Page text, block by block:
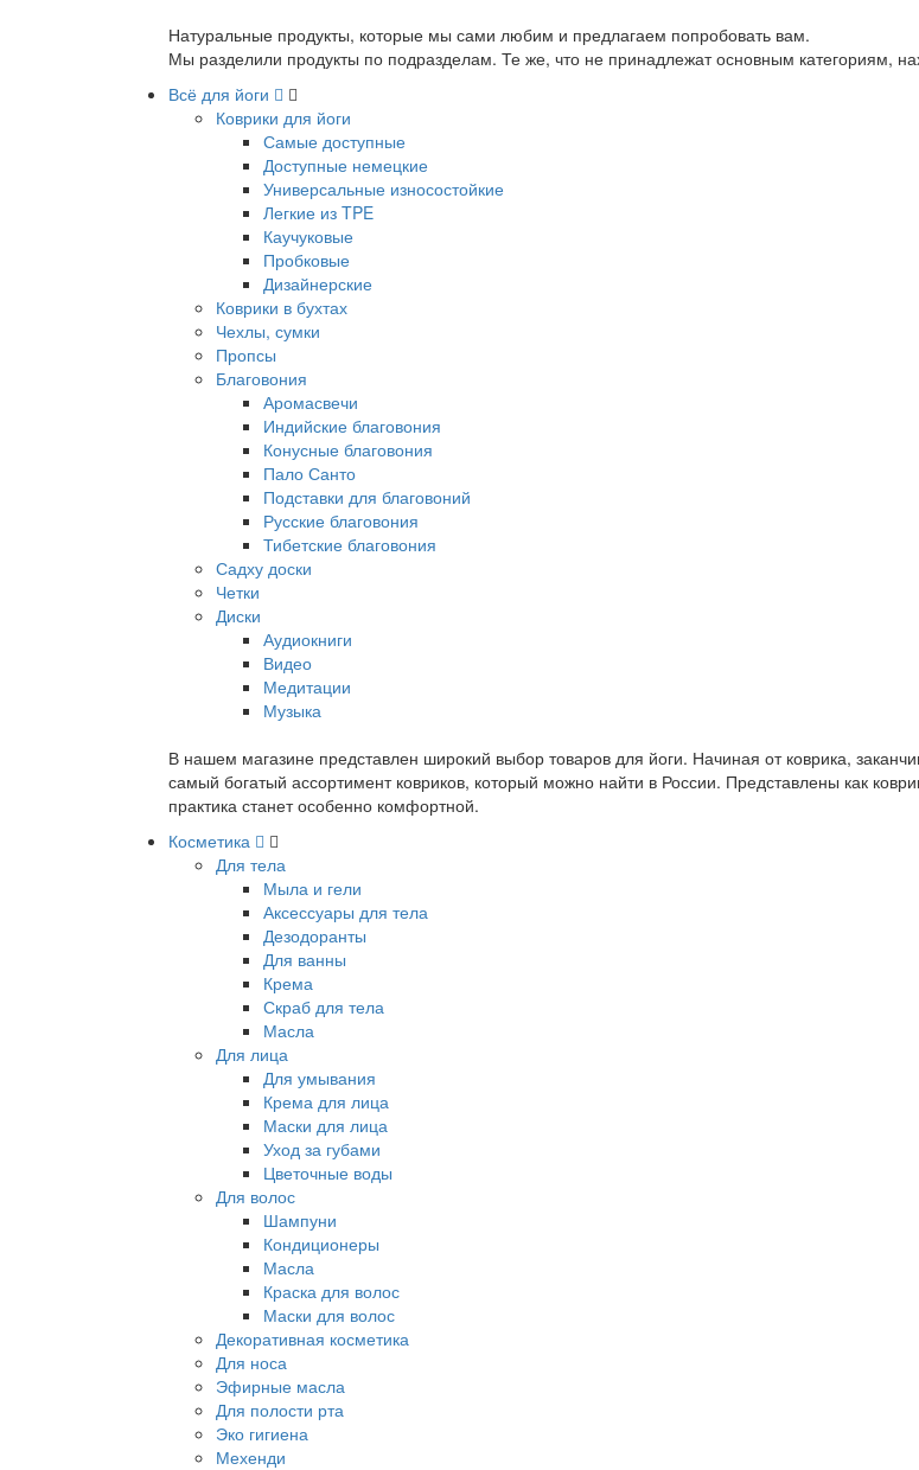
Натуральные продукты, которые мы сами любим и предлагаем попробовать вам.
Мы разделили продукты по подразделам. Те же, что не принадлежат основным категориям,
Всё для йоги
Коврики для йоги
Самые доступные
Доступные немецкие
Универсальные износостойкие
Легкие из TPE
Каучуковые
Пробковые
Дизайнерские
Коврики в бухтах
Чехлы, сумки
Пропсы
Благовония
Аромасвечи
Индийские благовония
Конусные благовония
Пало Санто
Подставки для благовоний
Русские благовония
Тибетские благовония
Садху доски
Четки
Диски
Аудиокниги
Видео
Медитации
Музыка
В нашем магазине представлен широкий выбор товаров для йоги. Начиная от коврика,
самый богатый ассортимент ковриков, который можно найти в России. Представлены как
практика станет особенно комфортной.
Косметика
Для тела
Мыла и гели
Аксессуары для тела
Дезодоранты
Для ванны
Крема
Скраб для тела
Масла
Для лица
Для умывания
Крема для лица
Маски для лица
Уход за губами
Цветочные воды
Для волос
Шампуни
Кондиционеры
Масла
Краска для волос
Маски для волос
Декоративная косметика
Для носа
Эфирные масла
Для полости рта
Эко гигиена
Мехенди